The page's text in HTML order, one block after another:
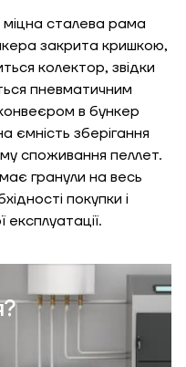
сталева рама
закрита кришкою,
колектор, звідки
пневматичним
в бункер
ємність зберігання
споживання пеллет.
гранули на весь
покупки і